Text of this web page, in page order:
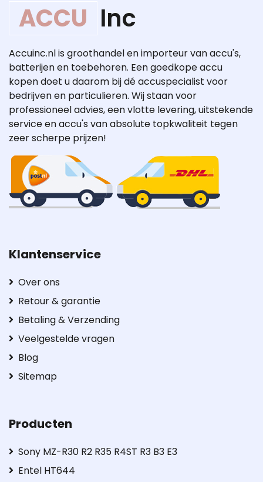
ACCU Inc
Accuinc.nl is groothandel en importeur van accu's,
batterijen en toebehoren. Een goedkope accu
kopen doet u daarom bij dé accuspecialist voor
bedrijven en particulieren. Wij staan voor
professioneel advies, een vlotte levering, uitstekende
service en accu's van absolute topkwaliteit tegen
zeer scherpe prijzen!
Klantenservice
Over ons
Retour & garantie
Betaling & Verzending
Veelgestelde vragen
Blog
Sitemap
Producten
Sony MZ-R30 R2 R35 R4ST R3 B3 E3
Entel HT644